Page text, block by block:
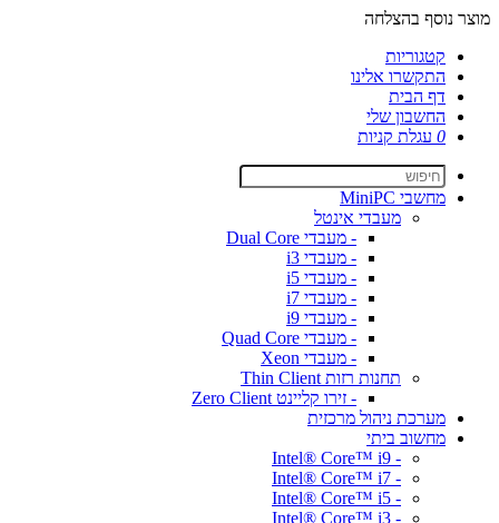
מוצר נוסף בהצלחה
קטגוריות
התקשרו אלינו
דף הבית
החשבון שלי
0 עגלת קניות
מחשבי MiniPC
מעבדי אינטל
- מעבדי Dual Core
- מעבדי i3
- מעבדי i5
- מעבדי i7
- מעבדי i9
- מעבדי Quad Core
- מעבדי Xeon
תחנות רזות Thin Client
- זירו קליינט Zero Client
מערכת ניהול מרכזית
מחשוב ביתי
- Intel® Core™ i9
- Intel® Core™ i7
- Intel® Core™ i5
- Intel® Core™ i3